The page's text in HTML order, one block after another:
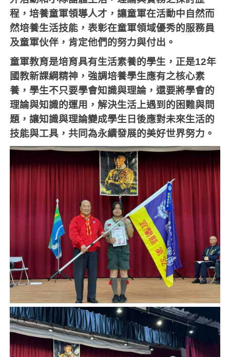
程，培養童軍領導人才，讓童軍在活動中自然而
然培養生活技能，表彰在童軍領域優秀的服務員
及童軍伙伴，肯定他們的努力與付出。
童軍教育是培育具有生活素養的學生，正是12年
國教新課綱精神，強調培養學生應有之核心素
養，學生不只要學會知識與理論，還要將學會的
理論與知識的運用，解決生活上遇到的困難與問
題，讓知識與理論變成學生日後應對未來生活的
技能與工具，共同為永續發展的美好世界努力。